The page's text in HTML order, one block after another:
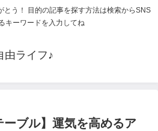
とう！ 目的の記事を探す方法は検索からSNS
キーワードを入力してね
由ライフ♪
ーブル】運気を高めるア